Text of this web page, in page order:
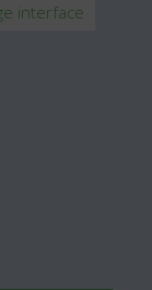
interface